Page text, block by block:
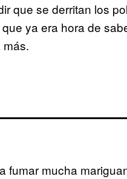
que se derritan los
ya era hora de
fumar mucha